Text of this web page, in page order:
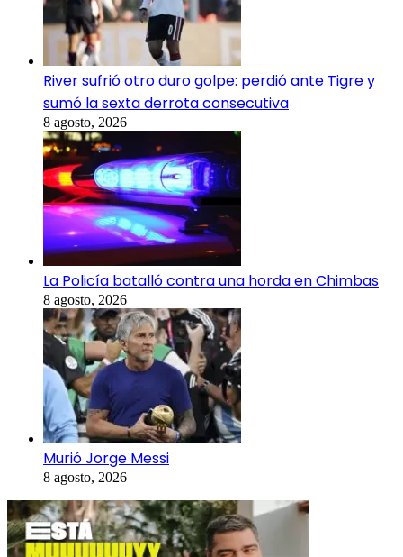
River sufrió otro duro golpe: perdió ante Tigre y
sumó la sexta derrota consecutiva
8 agosto, 2026
La Policía batalló contra una horda en Chimbas
8 agosto, 2026
Murió Jorge Messi
8 agosto, 2026